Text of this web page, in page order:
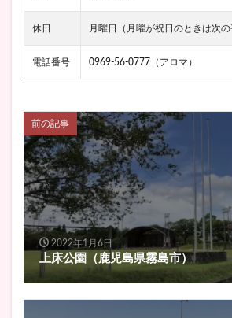
休日 月曜日（月曜が祝日のときは次
電話番号 0969-56-0777（アロマ）
前の記事
2022年1月6日
上床公園（鹿児島県霧島市）